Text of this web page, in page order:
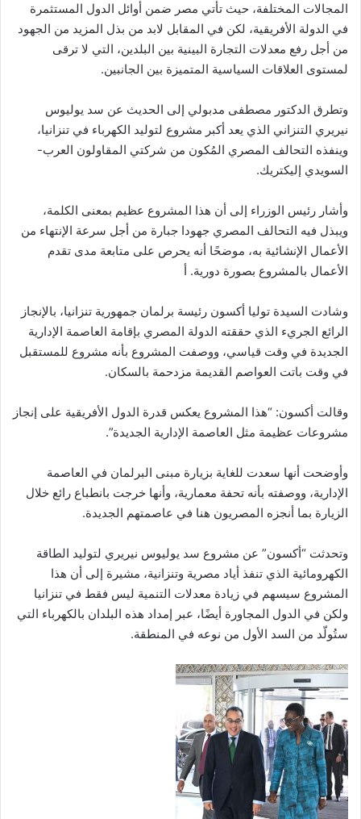
المجالات المختلفة، حيث تأتي مصر ضمن أوائل الدول المستثمرة
في الدولة الأفريقية، لكن في المقابل لابد من بذل المزيد من الجهود
من أجل رفع معدلات التجارة البينية بين البلدين، التي لا ترقى
لمستوى العلاقات السياسية المتميزة بين الجانبين.
وتطرق الدكتور مصطفى مدبولي إلى الحديث عن سد يوليوس
نيريري التنزاني الذي يعد أكبر مشروع لتوليد الكهرباء في تنزانيا،
وينفذه التحالف المصري المُكون من شركتي المقاولون العرب-
السويدي إليكتريك.
وأشار رئيس الوزراء إلى أن هذا المشروع عظيم بمعنى الكلمة،
ويبذل فيه التحالف المصري جهودا جبارة من أجل سرعة الإنتهاء من
الأعمال الإنشائية به، موضحًا أنه يحرص على متابعة مدى تقدم
الأعمال بالمشروع بصورة دورية. أ
وشادت السيدة توليا أكسون رئيسة برلمان جمهورية تنزانيا، بالإنجاز
الرائع الجريء الذي حققته الدولة المصري بإقامة العاصمة الإدارية
الجديدة في وقت قياسي، ووصفت المشروع بأنه مشروع للمستقبل
في وقت باتت العواصم القديمة مزدحمة بالسكان.
وقالت أكسون: “هذا المشروع يعكس قدرة الدول الأفريقية على إنجاز
مشروعات عظيمة مثل العاصمة الإدارية الجديدة”.
وأوضحت أنها سعدت للغاية بزيارة مبنى البرلمان في العاصمة
الإدارية، ووصفته بأنه تحفة معمارية، وأنها خرجت بانطباع رائع خلال
الزيارة بما أنجزه المصريون هنا في عاصمتهم الجديدة.
وتحدثت “أكسون” عن مشروع سد يوليوس نيريري لتوليد الطاقة
الكهرومائية الذي تنفذ أياد مصرية وتنزانية، مشيرة إلى أن هذا
المشروع سيسهم في زيادة معدلات التنمية ليس فقط في تنزانيا
ولكن في الدول المجاورة أيضًا، عبر إمداد هذه البلدان بالكهرباء التي
ستُولّد من السد الأول من نوعه في المنطقة.